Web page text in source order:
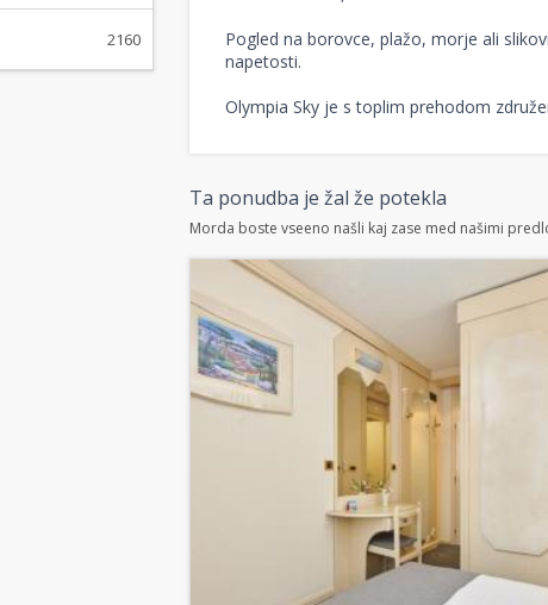
2160
Pogled na borovce, plažo, morje ali
napetosti.
Olympia Sky je s toplim prehodom
Ta ponudba je žal že potekla
Morda boste vseeno našli kaj zase med našimi